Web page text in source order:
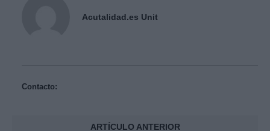
Acutalidad.es Unit
Contacto:
ARTÍCULO ANTERIOR